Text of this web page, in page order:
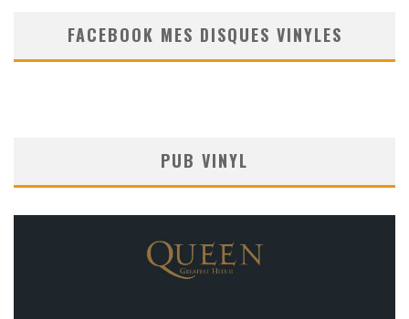
FACEBOOK MES DISQUES VINYLES
PUB VINYL